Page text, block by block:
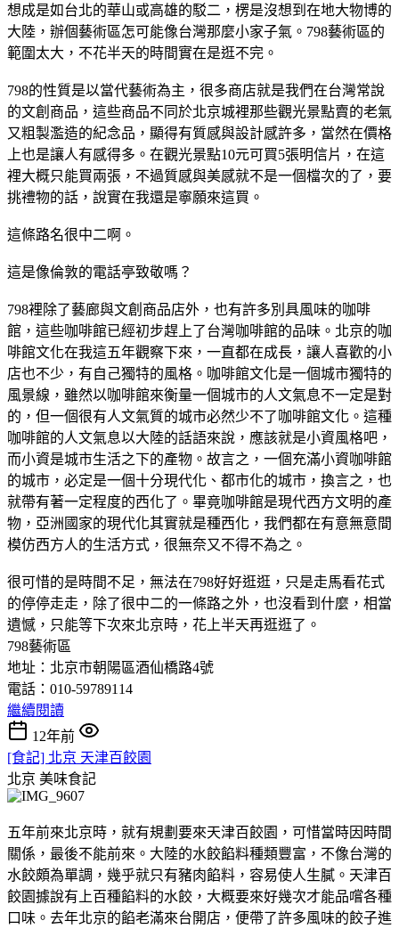
想成是如台北的華山或高雄的駁二，楞是沒想到在地大物博的
大陸，辦個藝術區怎可能像台灣那麼小家子氣。798藝術區的
範圍太大，不花半天的時間實在是逛不完。
798的性質是以當代藝術為主，很多商店就是我們在台灣常說
的文創商品，這些商品不同於北京城裡那些觀光景點賣的老氣
又粗製濫造的紀念品，顯得有質感與設計感許多，當然在價格
上也是讓人有感得多。在觀光景點10元可買5張明信片，在這
裡大概只能買兩張，不過質感與美感就不是一個檔次的了，要
挑禮物的話，說實在我還是寧願來這買。
這條路名很中二啊。
這是像倫敦的電話亭致敬嗎？
798裡除了藝廊與文創商品店外，也有許多別具風味的咖啡
館，這些咖啡館已經初步趕上了台灣咖啡館的品味。北京的咖
啡館文化在我這五年觀察下來，一直都在成長，讓人喜歡的小
店也不少，有自己獨特的風格。咖啡館文化是一個城市獨特的
風景線，雖然以咖啡館來衡量一個城市的人文氣息不一定是對
的，但一個很有人文氣質的城市必然少不了咖啡館文化。這種
咖啡館的人文氣息以大陸的話語來說，應該就是小資風格吧，
而小資是城市生活之下的產物。故言之，一個充滿小資咖啡館
的城市，必定是一個十分現代化、都市化的城市，換言之，也
就帶有著一定程度的西化了。畢竟咖啡館是現代西方文明的產
物，亞洲國家的現代化其實就是種西化，我們都在有意無意間
模仿西方人的生活方式，很無奈又不得不為之。
很可惜的是時間不足，無法在798好好逛逛，只是走馬看花式
的停停走走，除了很中二的一條路之外，也沒看到什麼，相當
遺憾，只能等下次來北京時，花上半天再逛逛了。
798藝術區
地址：北京市朝陽區酒仙橋路4號
電話：010-59789114
繼續閱讀
12年前
[食記] 北京 天津百餃園
北京 美味食記
五年前來北京時，就有規劃要來天津百餃園，可惜當時因時間
關係，最後不能前來。大陸的水餃餡料種類豐富，不像台灣的
水餃頗為單調，幾乎就只有豬肉餡料，容易使人生膩。天津百
餃園據說有上百種餡料的水餃，大概要來好幾次才能品嚐各種
口味。去年北京的餡老滿來台開店，便帶了許多風味的餃子進